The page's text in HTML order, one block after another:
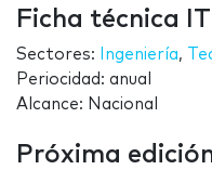
Ficha técnica
Sectores: Ingeniería,
Periocidad: anual
Alcance: Nacional
Próxima